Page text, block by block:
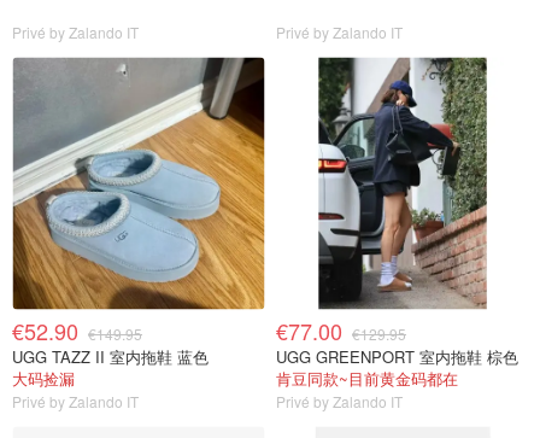
Privé by Zalando IT Privé by Zalando IT
€52.90 €149.95
UGG TAZZ II 室内拖鞋 蓝色
大码捡漏
Privé by Zalando IT
€77.00 €129.95
UGG GREENPORT 室内拖鞋 棕色
肯豆同款~目前黄金码都在
Privé by Zalando IT